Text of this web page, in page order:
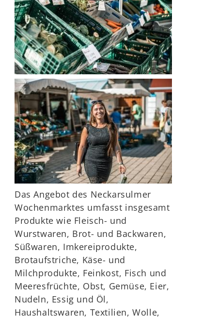
Das Angebot des Neckarsulmer
Wochenmarktes umfasst insgesamt
Produkte wie Fleisch- und
Wurstwaren, Brot- und Backwaren,
Süßwaren, Imkereiprodukte,
Brotaufstriche, Käse- und
Milchprodukte, Feinkost, Fisch und
Meeresfrüchte, Obst, Gemüse, Eier,
Nudeln, Essig und Öl,
Haushaltswaren, Textilien, Wolle,